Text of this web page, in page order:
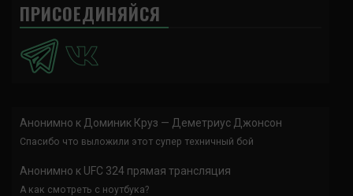
ПРИСОЕДИНЯЙСЯ
Анонимно к Доминик Круз — Деметриус Джонсон
Спасибо что выложили этот супер техничный бой
Анонимно к UFC 324 прямая трансляция
А как смотреть с ноутбука?